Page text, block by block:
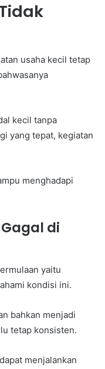
usaha kecil tetap
kecil tanpa
yang tepat, kegiatan
menghadapi
di
yaitu
kondisi ini.
bahkan menjadi
tetap konsisten.
menjalankan